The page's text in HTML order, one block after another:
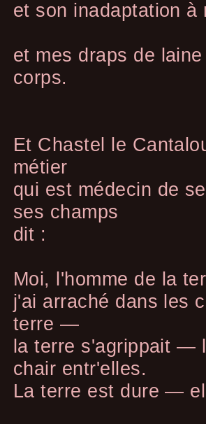
et son inadaptation à
et mes draps de
corps.
Et Chastel le
métier
qui est médecin de
ses champs
dit :
Moi, l'homme de la
j'ai arraché dans les
terre —
la terre s'agrippait —
chair entr'elles.
La terre est dure —